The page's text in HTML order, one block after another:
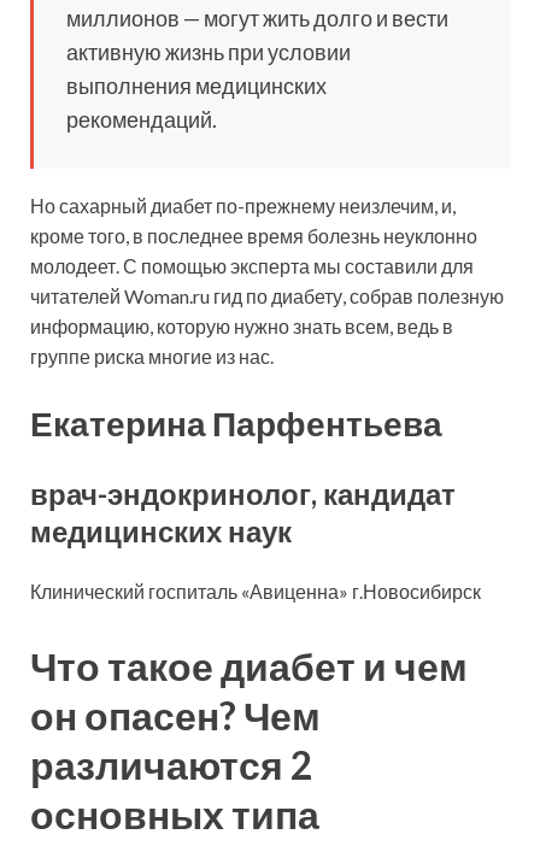
миллионов — могут жить долго и вести
активную жизнь при условии
выполнения медицинских
рекомендаций.
Но сахарный диабет по-прежнему неизлечим, и,
кроме того, в последнее время болезнь неуклонно
молодеет. С помощью эксперта мы составили для
читателей Woman.ru гид по диабету, собрав полезную
информацию, которую нужно знать всем, ведь в
группе риска многие из нас.
Екатерина Парфентьева
врач-эндокринолог, кандидат
медицинских наук
Клинический госпиталь «Авиценна» г.Новосибирск
Что такое диабет и чем
он опасен? Чем
различаются 2
основных типа